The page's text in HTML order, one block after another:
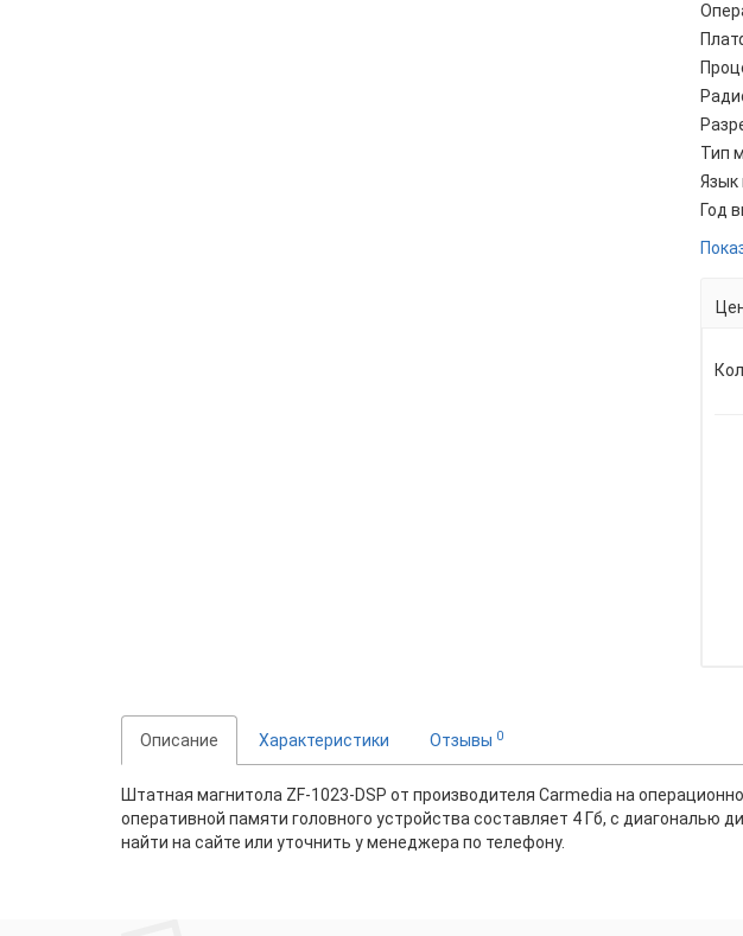
Тип
Язык
Год
Описание Характеристики Отзывы 0
Штатная магнитола ZF-1023-DSP от производителя Carmedia на
оперативной памяти головного устройства составляет 4 Гб, с
найти на сайте или уточнить у менеджера по телефону.